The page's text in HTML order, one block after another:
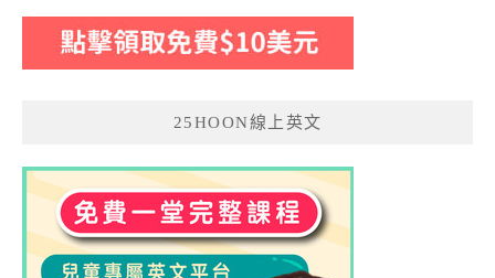
25HOON線上英文